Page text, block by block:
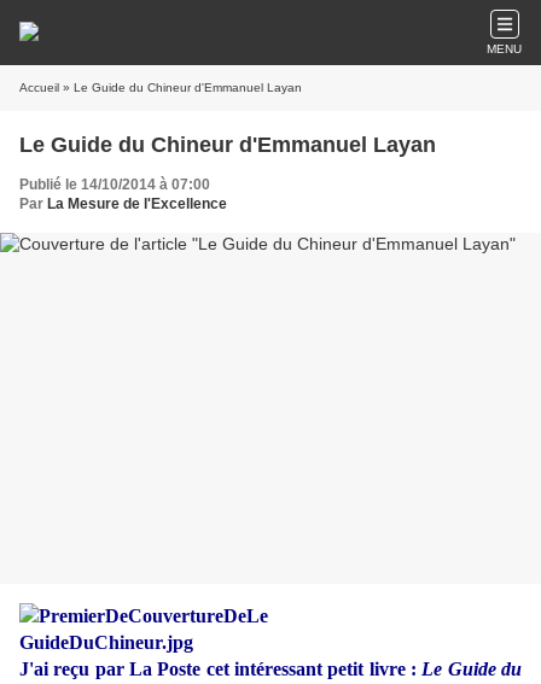
MENU
Accueil » Le Guide du Chineur d'Emmanuel Layan
Le Guide du Chineur d'Emmanuel Layan
Publié le 14/10/2014 à 07:00
Par La Mesure de l'Excellence
J'ai reçu par La Poste cet intéressant petit livre : Le Guide du